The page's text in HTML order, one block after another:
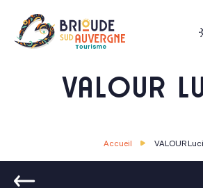
VALOUR
Accueil VALOUR
Retour